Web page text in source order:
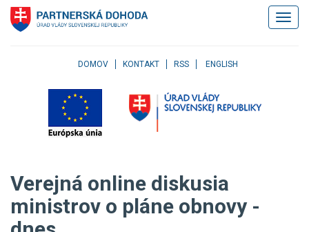
Klávesové
skratky
Skočiť
menu
na
užívateľské
DOMOV KONTAKT RSS ENGLISH
Verejná online diskusia
ministrov o pláne obnovy -